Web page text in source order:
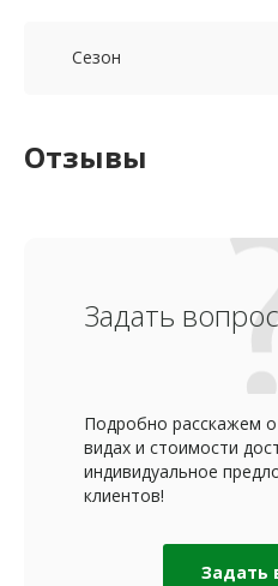
Сезон
Отзывы
Задать вопрос
Подробно расскажем
видах и стоимости
индивидуальное
клиентов!
Задать